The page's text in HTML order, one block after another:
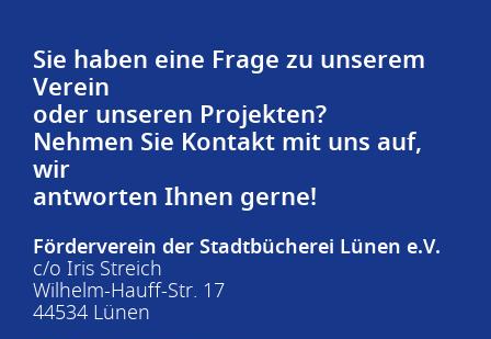
Sie haben eine Frage zu unserem
Verein
oder unseren Projekten?
Nehmen Sie Kontakt mit uns auf,
wir
antworten Ihnen gerne!
Förderverein der Stadtbücherei Lünen e.V.
c/o Iris Streich
Wilhelm-Hauff-Str. 17
44534 Lünen